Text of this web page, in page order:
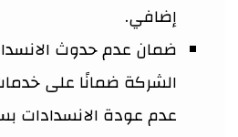
إضافي.
ضمان عدم حدوث
الشركة ضمانًا على
عدم عودة الانسدادات